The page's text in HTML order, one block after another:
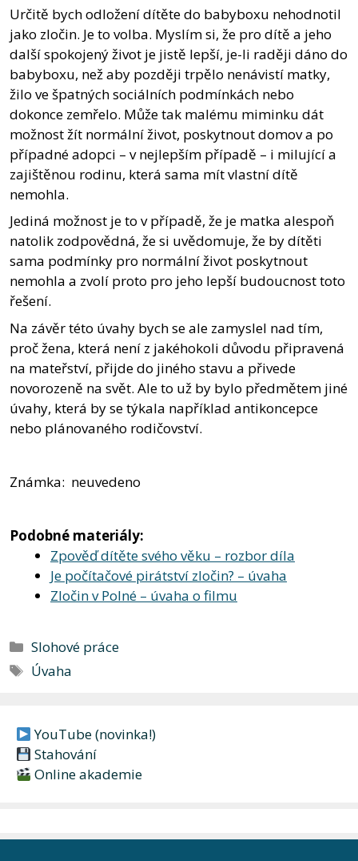
Určitě bych odložení dítěte do babyboxu nehodnotil
jako zločin. Je to volba. Myslím si, že pro dítě a jeho
další spokojený život je jistě lepší, je-li raději dáno do
babyboxu, než aby později trpělo nenávistí matky,
žilo ve špatných sociálních podmínkách nebo
dokonce zemřelo. Může tak malému miminku dát
možnost žít normální život, poskytnout domov a po
případné adopci – v nejlepším případě – i milující a
zajištěnou rodinu, která sama mít vlastní dítě
nemohla.
Jediná možnost je to v případě, že je matka alespoň
natolik zodpovědná, že si uvědomuje, že by dítěti
sama podmínky pro normální život poskytnout
nemohla a zvolí proto pro jeho lepší budoucnost toto
řešení.
Na závěr této úvahy bych se ale zamyslel nad tím,
proč žena, která není z jakéhokoli důvodu připravená
na mateřství, přijde do jiného stavu a přivede
novorozeně na svět. Ale to už by bylo předmětem jiné
úvahy, která by se týkala například antikoncepce
nebo plánovaného rodičovství.
Známka: neuvedeno
Podobné materiály:
Zpověď dítěte svého věku – rozbor díla
Je počítačové pirátství zločin? – úvaha
Zločin v Polné – úvaha o filmu
Rubriky
Slohové práce
Štítky
Úvaha
YouTube (novinka!)
Stahování
Online akademie